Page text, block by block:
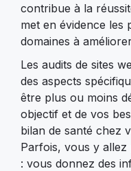
contribue à la
met en évidence les
domaines à
Les audits de sites
des aspects
être plus ou moins
objectif et de vos
bilan de santé chez
Parfois, vous y
: vous donnez des